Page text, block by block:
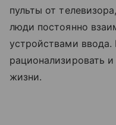
пульты от
люди постоянно
устройствами
рационализировать
жизни.